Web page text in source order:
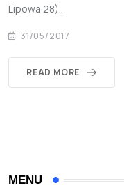
Lipowa 28)..
31/05/2017
READ MORE
MENU